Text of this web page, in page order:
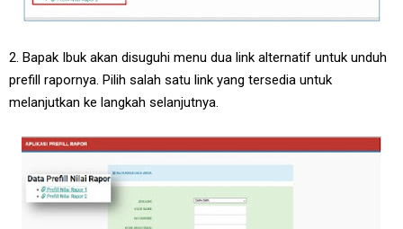
2. Bapak Ibuk akan disuguhi menu dua link alternatif untuk unduh
prefill rapornya. Pilih salah satu link yang tersedia untuk
melanjutkan ke langkah selanjutnya.